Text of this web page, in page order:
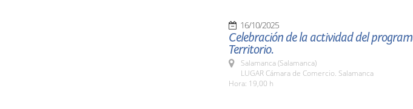
16/10/2025
Celebración de la actividad del
Territorio.
Salamanca (Salamanca)
LUGAR Cámara de Comercio. Salamanca
Hora: 19,00 h